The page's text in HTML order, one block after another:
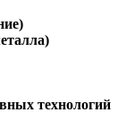
технологий